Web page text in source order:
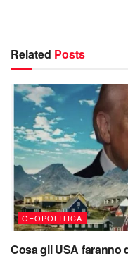
Related Posts
GEOPOLITICA
Cosa gli USA faranno